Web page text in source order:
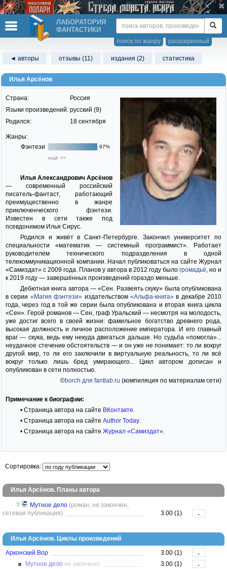
ЛАБОРАТОРИЯ
ФАНТАСТИКИ
расширенный
поиск по жанру
◄ авторы отзывы (11) издания (2) статистика
Илья Арсёнов
Страна:
Россия
Языки произведений: русский (9)
Родился:
18 сентября
Жанры:
Фэнтези
97%
ещё >>
Илья Александрович Арсёнов
— современный российский
писатель-фантаст, работающий
преимущественно в жанре
приключенческого фэнтези.
Известен в сети также под
псевдонимом Илья Сирус.
Родился и живёт в Санкт-Петербурге. Закончил университет по
специальности «математик — системный программист». Работает
руководителем технического подразделения в одной
телекоммуникационной компании. Начал публиковаться на сайте Журнал
«Самиздат» с 2009 года. Планов у автора в 2012 году было громадьё, но и
к 2019 году — завершённых произведений гораздо меньше.
Дебютная книга автора — «Сен. Развеять скуку» была опубликована
в серии «Магия фэнтези» издательством «Альфа-книга»в декабре 2010
года, через год в той же серии была опубликована и вторая книга цикла
«Сен». Герой романов — Сен, граф Уральский — несмотря на молодость,
уже достиг всего в своей жизни: фамильное богатство древнего рода,
высокая должность и личное расположение императора. И его главный
враг — скука, ведь ему некуда двигаться дальше. Но судьба «помогла»...
неудачное стечение обстоятельств — и он уже не понимает: то ли вокруг
другой мир, то ли его заключили в виртуальную реальность, то ли всё
вокруг только лишь бред умирающего... Цикл автором дописан и
опубликован в сети полностью.
©borch для fantlab.ru (компиляция по материалам сети)
Примечание к биографии:
• Страница автора на сайте ВКонтакте.
• Страница автора на сайте Author Today.
• Страница автора на сайте Журнал «Самиздат».
Сортировка:
Илья Арсёнов. Планы автора
? Мутное дело (роман, не закончен,
сетевая публикация)
3.00 (1) -
Илья Арсёнов. Циклы произведений
Арконский Вор
3.00 (1)
-
Мутное дело не окончено 3.00 (1) -